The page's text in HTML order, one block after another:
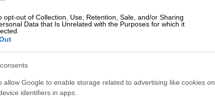
opt-out of Collection, Use, Retention, Sale, and/or Sharing
Data that Is Unrelated with the Purposes for which it
allow Google to enable storage related to advertising like cookies on
identifiers in apps.
fiksulla